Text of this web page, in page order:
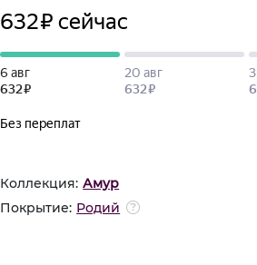
Коллекция: Амур
Покрытие: Родий